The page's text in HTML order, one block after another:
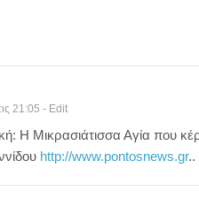
21:05 - Edit
Η Μικρασιάτισσα Αγία που
http://www.pontosnews.gr..